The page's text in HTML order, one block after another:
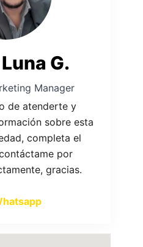
G.
Manager
de atenderte y
sobre esta
completa el
por
gracias.